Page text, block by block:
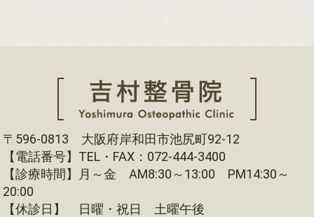
〒596-0813 大阪府岸和田市池尻町92-12
【電話番号】TEL・FAX：072-444-3400
【診療時間】月～金 AM8:30～13:00 PM14:30～
20:00
【休診日】 日曜・祝日 土曜午後